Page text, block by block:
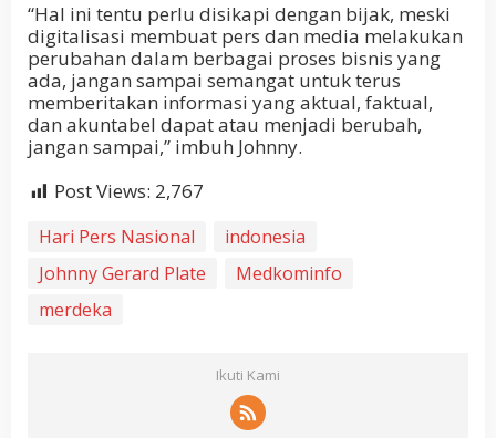
“Hal ini tentu perlu disikapi dengan bijak, meski
digitalisasi membuat pers dan media melakukan
perubahan dalam berbagai proses bisnis yang
ada, jangan sampai semangat untuk terus
memberitakan informasi yang aktual, faktual,
dan akuntabel dapat atau menjadi berubah,
jangan sampai,” imbuh Johnny.
Post Views: 2,767
Hari Pers Nasional
indonesia
Johnny Gerard Plate
Medkominfo
merdeka
Ikuti Kami